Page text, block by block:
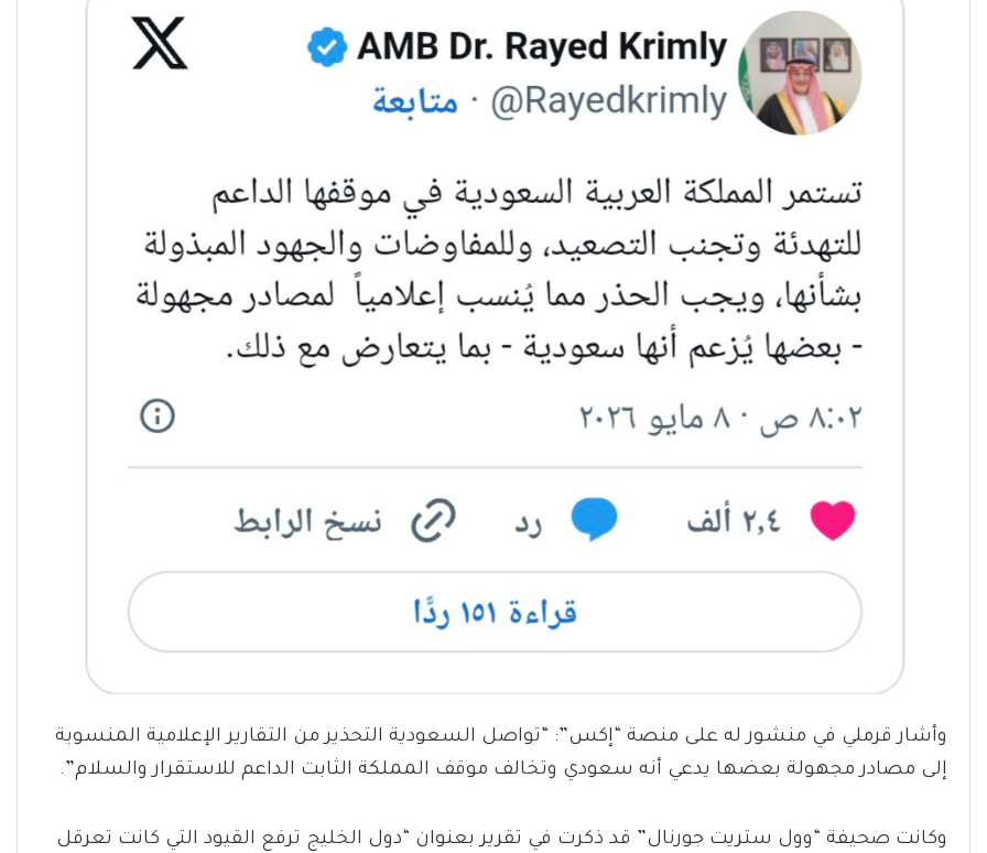
وأشار قرملي في منشور له على منصة “إكس”: “تواصل السعودية التحذير من التقارير الإعلامية المنسوبة
إلى مصادر مجهولة بعضها يدعي أنه سعودي وتخالف موقف المملكة الثابت الداعم للاستقرار والسلام”.
وكانت صحيفة “وول ستريت جورنال” قد ذكرت في تقرير بعنوان “دول الخليج ترفع القيود التي كانت تعرقل